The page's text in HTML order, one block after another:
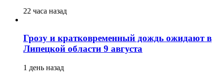
22 часа назад
Грозу и кратковременный дождь ожидают в
Липецкой области 9 августа
1 день назад